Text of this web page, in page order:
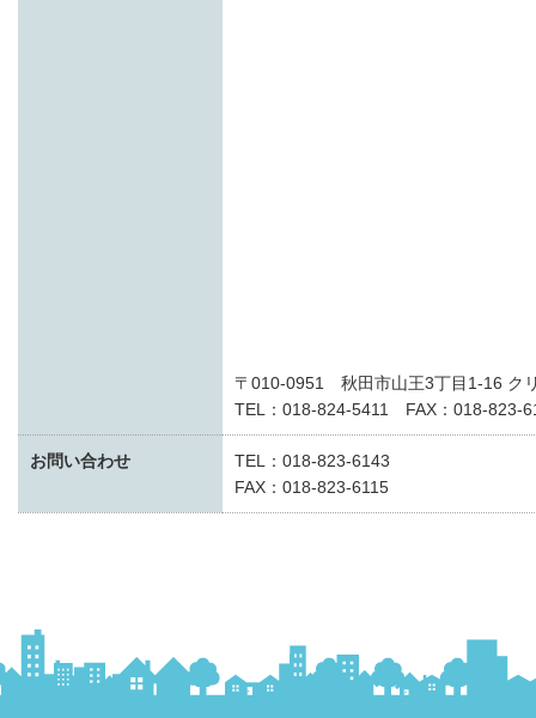
〒010-0951 秋田市山王3丁目1-16 ク
TEL：018-824-5411 FAX：018-823-
お問い合わせ
TEL：018-823-6143
FAX：018-823-6115